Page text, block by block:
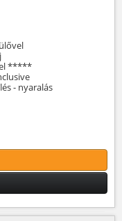
*****
- nyaralás